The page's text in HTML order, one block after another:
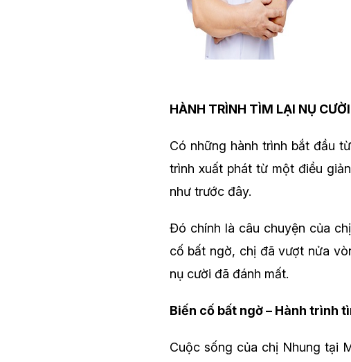
HÀNH TRÌNH TÌM LẠI NỤ
Có những hành trình bắt đầu
trình xuất phát từ một điều
như trước đây.
Đó chính là câu chuyện của
cố bất ngờ, chị đã vượt nửa
nụ cười đã đánh mất.
Biến cố bất ngờ – Hành trình
Cuộc sống của chị Nhung tại